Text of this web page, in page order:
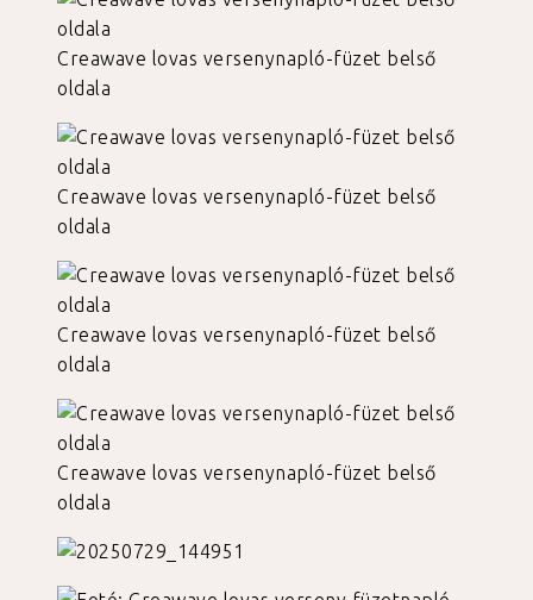
Creawave lovas versenynapló-füzet belső
oldala
Creawave lovas versenynapló-füzet belső
oldala
Creawave lovas versenynapló-füzet belső
oldala
Creawave lovas versenynapló-füzet belső
oldala